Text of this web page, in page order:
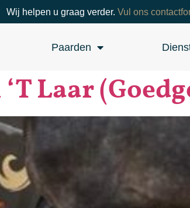
Wij helpen u graag verder. Vul ons
Paarden
Laar